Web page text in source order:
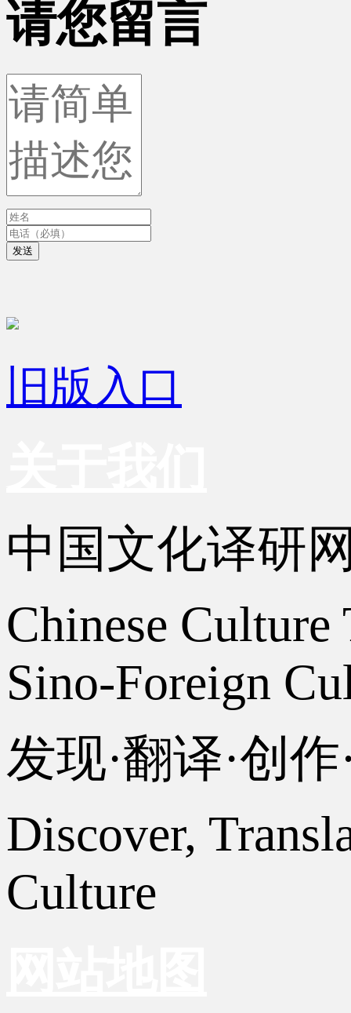
请您留言
发送
旧版入口
中国文化译研
Chinese
Sino-Foreign
发现·翻译·创
Discover,
Culture